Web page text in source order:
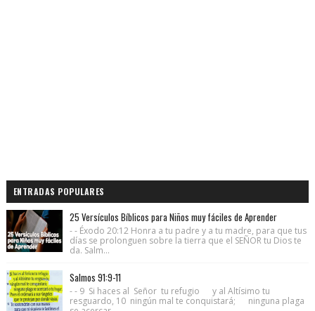
ENTRADAS POPULARES
25 Versículos Bíblicos para Niños muy fáciles de Aprender
- - Éxodo 20:12 Honra a tu padre y a tu madre, para que tus
días se prolonguen sobre la tierra que el SEÑOR tu Dios te
da. Salm...
Salmos 91:9-11
- - 9 Si haces al Señor tu refugio y al Altísimo tu
resguardo, 10 ningún mal te conquistará; ninguna plaga